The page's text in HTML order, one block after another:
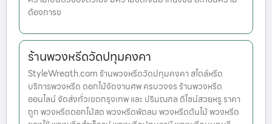
ต้องการข
ร้านพวงหรีดวัดปทุมคงคา
StyleWreath.com ร้านพวงหรีดวัดปทุมคงคา สไตล์หรีด
บริการพวงหรีด ดอกไม้จัดงานศพ ครบวงจร ร้านพวงหรีด
ออนไลน์ จัดส่งทั่วเขตกรุงเทพ และ ปริมณฑล ดีไซน์สวยหรู ราคา
ถูก พวงหรีดดอกไม้สด พวงหรีดพัดลม พวงหรีดต้นไม้ พวงหรีด